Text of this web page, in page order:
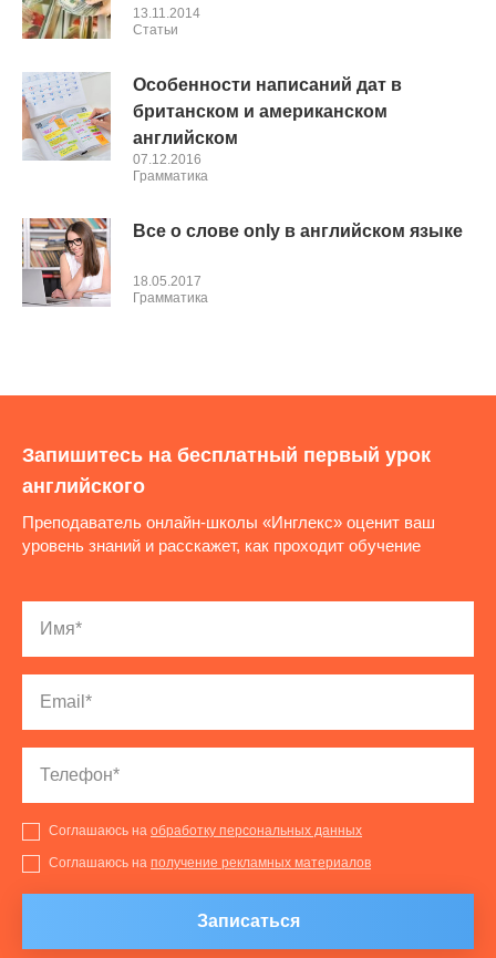
13.11.2014
Cтатьи
Особенности написаний дат в
британском и американском
английском
07.12.2016
Грамматика
Все о слове only в английском языке
18.05.2017
Грамматика
Запишитесь на бесплатный первый урок
английского
Преподаватель онлайн-школы «Инглекс» оценит ваш
уровень знаний и расскажет, как проходит обучение
Соглашаюсь на обработку персональных данных
Соглашаюсь на получение рекламных материалов
Записаться